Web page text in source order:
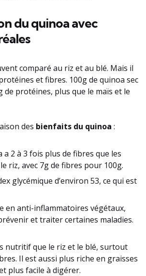
du quinoa avec
comparé au riz et au blé. Mais il
et fibres. 100g de quinoa sec
de protéines, plus que le maïs et le
des bienfaits du quinoa :
a 2 à 3 fois plus de fibres que les
riz, avec 7g de fibres pour 100g.
glycémique d’environ 53, ce qui est
en anti-inflammatoires végétaux,
et traiter certaines maladies.
nutritif que le riz et le blé, surtout
Il est aussi plus riche en graisses
plus facile à digérer.